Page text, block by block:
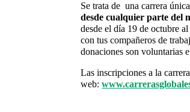
Se trata de una carrera
desde cualquier parte del
desde el día 19 de octubre
con tus compañeros de
donaciones son voluntarias
Las inscripciones a la
web: